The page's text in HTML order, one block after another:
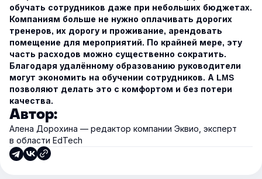
обучать сотрудников даже при небольших бюджетах.
Компаниям больше не нужно оплачивать дорогих
тренеров, их дорогу и проживание, арендовать
помещение для мероприятий. По крайней мере, эту
часть расходов можно существенно сократить.
Благодаря удалённому образованию руководители
могут экономить на обучении сотрудников. А LMS
позволяют делать это с комфортом и без потери
качества.
Автор:
Алена Дорохина — редактор компании Эквио, эксперт
в области EdTech